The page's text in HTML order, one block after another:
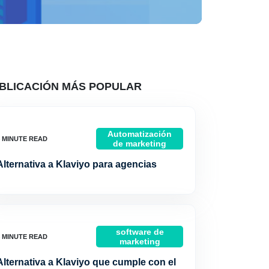
MÁS POPULAR
Automatización
de marketing
a Klaviyo para agencias
software de
marketing
a Klaviyo que cumple con el